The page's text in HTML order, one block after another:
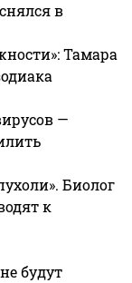
в
Тамара
—
Биолог
к
будут